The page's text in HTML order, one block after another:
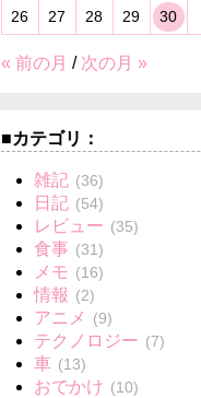
26
27 28 29 30
« 前の月 / 次の月 »
■カテゴリ：
雑記 (36)
日記 (54)
レビュー (35)
食事 (31)
メモ (16)
情報 (2)
アニメ (9)
テクノロジー (7)
車 (13)
おでかけ (10)